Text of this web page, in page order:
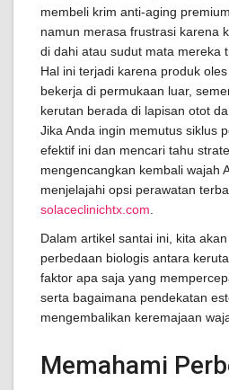
membeli krim anti-aging
namun merasa frustrasi karena
di dahi atau sudut mata mereka
Hal ini terjadi karena produk
bekerja di permukaan luar,
kerutan berada di lapisan otot
Jika Anda ingin memutus siklus
efektif ini dan mencari tahu
mengencangkan kembali wajah
menjelajahi opsi perawatan
solaceclinichtx.com
Dalam artikel santai ini, kita
perbedaan biologis antara
faktor apa saja yang
serta bagaimana pendekatan
mengembalikan keremajaan
Memahami